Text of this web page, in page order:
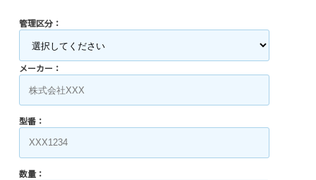
管理区分：
メーカー：
型番：
数量：